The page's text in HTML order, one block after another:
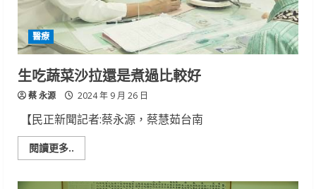
驗，
強
化
團
隊
共
好，
提
升
社
保
護
力
醫療
生吃蔬菜沙拉還是煮過比較好
蔡 永源 2024 年 9 月 26 日
【民正新聞記者:蔡永源，蔡慧茹台南
閱讀更多..
more